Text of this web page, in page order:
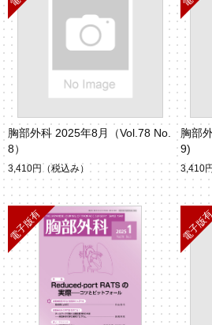
胸部外科 2025年8月（Vol.78 No.
8）
3,410円 （税込み）
胸部
9)
3,410円